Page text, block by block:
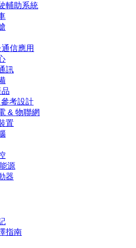
輔助系統
信應用
訊
考設計
& 物聯網
置
源
器
指南